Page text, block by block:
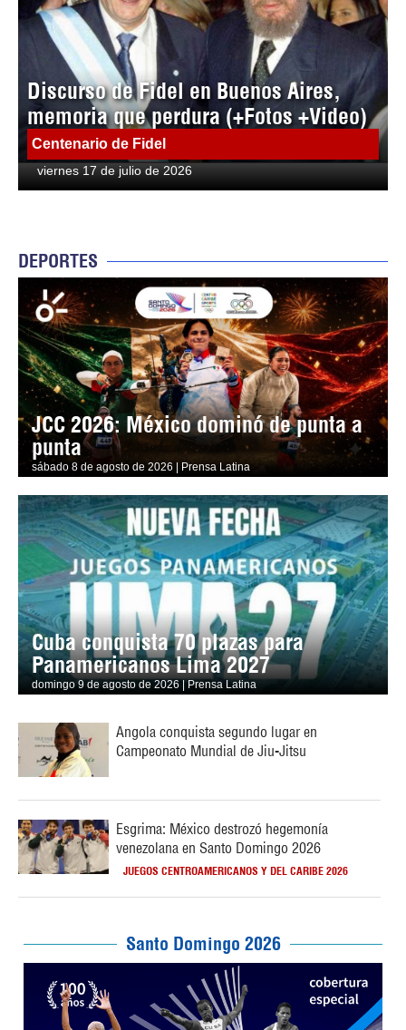
Discurso de Fidel en Buenos Aires,
memoria que perdura (+Fotos +Video)
Centenario de Fidel
viernes 17 de julio de 2026
DEPORTES
JCC 2026: México dominó de punta a
punta
sábado 8 de agosto de 2026 | Prensa Latina
Cuba conquista 70 plazas para
Panamericanos Lima 2027
domingo 9 de agosto de 2026 | Prensa Latina
Angola conquista segundo lugar en
Campeonato Mundial de Jiu-Jitsu
Esgrima: México destrozó hegemonía
venezolana en Santo Domingo 2026
JUEGOS CENTROAMERICANOS Y DEL CARIBE 2026
Santo Domingo 2026